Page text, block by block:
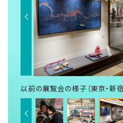
以前の展覧会の様子（東京・新宿